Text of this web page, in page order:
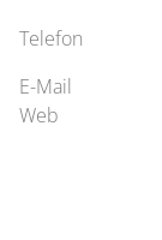
Telefon
E-Mail
Web